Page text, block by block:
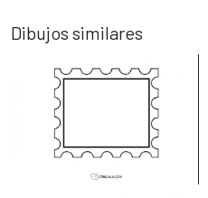
Dibujos similares